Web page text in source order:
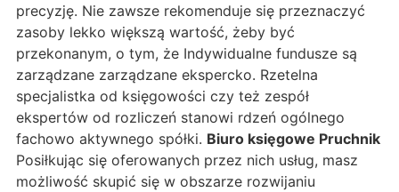
precyzję. Nie zawsze rekomenduje się przeznaczyć
zasoby lekko większą wartość, żeby być
przekonanym, o tym, że Indywidualne fundusze są
zarządzane zarządzane ekspercko. Rzetelna
specjalistka od księgowości czy też zespół
ekspertów od rozliczeń stanowi rdzeń ogólnego
fachowo aktywnego spółki. Biuro księgowe Pruchnik
Posiłkując się oferowanych przez nich usług, masz
możliwość skupić się w obszarze rozwijaniu